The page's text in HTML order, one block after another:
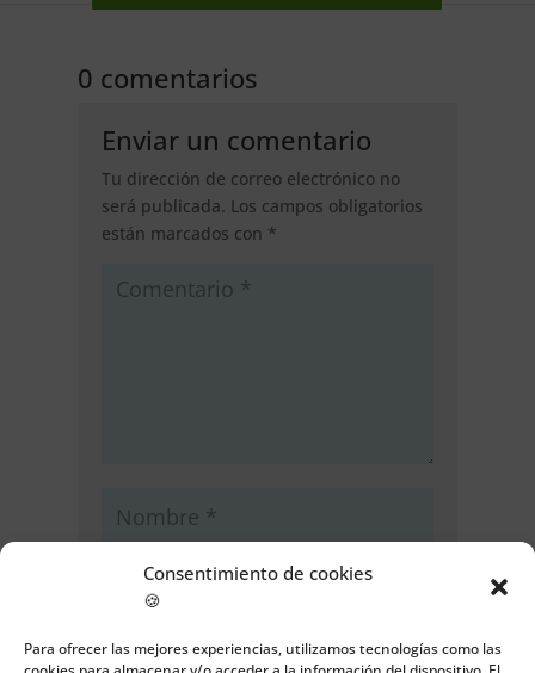
Consentimiento de cookies
🍪
Para ofrecer las mejores experiencias, utilizamos tecnologías como las
0 comentarios
Enviar un comentario
Tu dirección de correo electrónico no
será publicada. Los campos obligatorios
están marcados con *